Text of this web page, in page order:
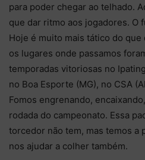
para poder chegar ao telhado.
que dar ritmo aos jogadores. O
Hoje é muito mais tático do
os lugares onde passamos
temporadas vitoriosas no
no Boa Esporte (MG), no CSA
Fomos engrenando,
rodada do campeonato. Essa
torcedor não tem, mas temos a
nos ajudar a colher também.